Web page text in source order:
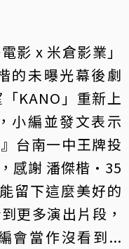
影 x 米倉影業」
的未曝光幕後劇
KANO」重新上
小編並發文表示
台南一中王牌投
感謝 潘傑楷·35
留下這麼美好的
更多演出片段，
會當作沒看到...